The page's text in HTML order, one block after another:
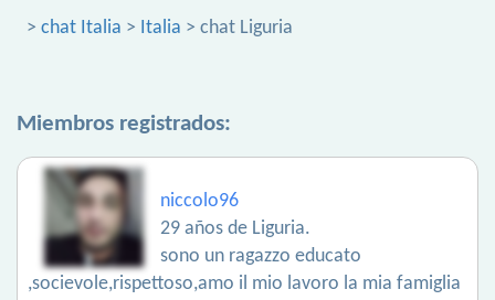
> chat Italia > Italia > chat Liguria
Miembros registrados:
niccolo96
29 años de Liguria.
sono un ragazzo educato
,socievole,rispettoso,amo il mio lavoro la mia famiglia